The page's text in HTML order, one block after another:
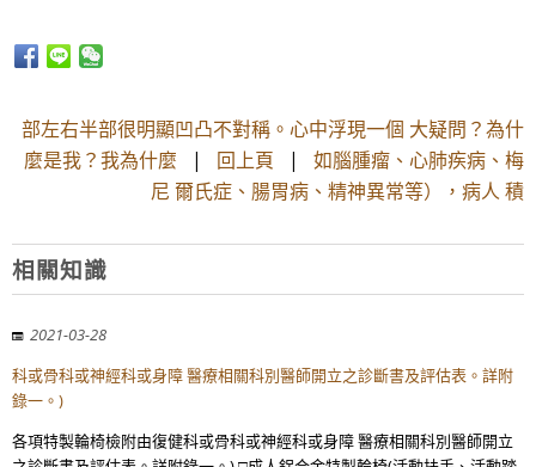
部左右半部很明顯凹凸不對稱。心中浮現一個 大疑問？為什
麼是我？我為什麼 | 回上頁 | 如腦腫瘤、心肺疾病、梅
尼 爾氏症、腸胃病、精神異常等），病人 積
相關知識
2021-03-28
科或骨科或神經科或身障 醫療相關科別醫師開立之診斷書及評估表。詳附
錄一。)
各項特製輪椅檢附由復健科或骨科或神經科或身障 醫療相關科別醫師開立